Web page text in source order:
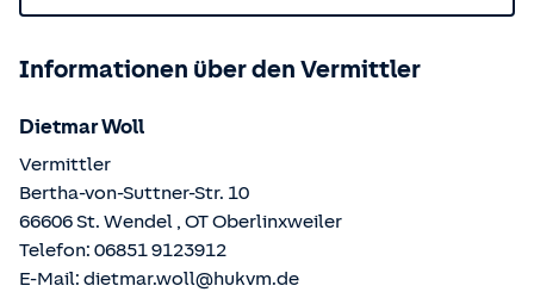
Informationen über den Vermittler
Dietmar Woll
Vermittler
Bertha-von-Suttner-Str. 10
66606St. Wendel , OTOberlinxweiler
Telefon: 06851 9123912
E-Mail: dietmar.woll@hukvm.de